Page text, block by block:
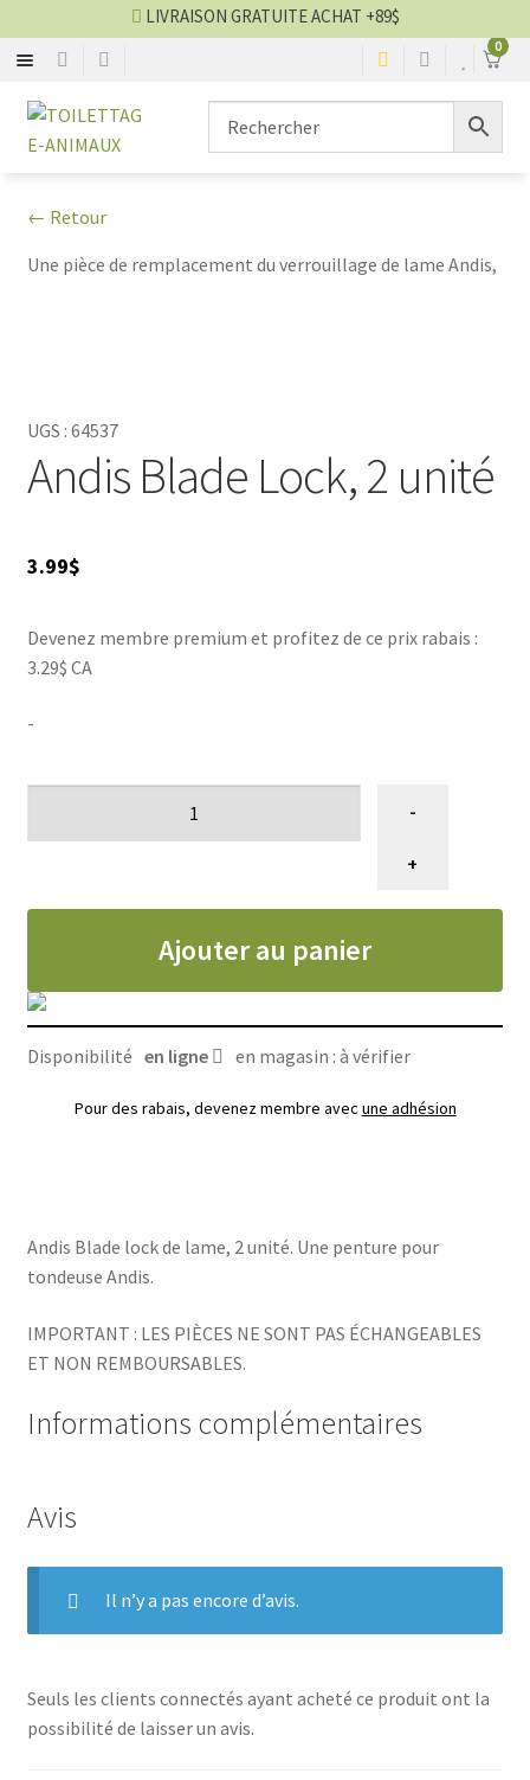
0
Aller
à
Aller
au
LIVRAISON GRATUITE ACHAT +89$
BROSSE
SHAMPOING
TABLIER
ACCESSOIRE
← Retour
Une pièce de remplacement du verrouillage de lame Andis,
UGS : 64537
Andis Blade Lock, 2 unité
3.99$
Devenez membre premium et profitez de ce prix rabais :
3.29$ CA
-
Andis
de
-
+
Ajouter au panier
Disponibilité en ligne en magasin : à vérifier
Pour des rabais, devenez membre avec une adhésion
Andis Blade lock de lame, 2 unité. Une penture pour
tondeuse Andis.
IMPORTANT : LES PIÈCES NE SONT PAS ÉCHANGEABLES
ET NON REMBOURSABLES.
Informations complémentaires
Avis
Il n’y a pas encore d’avis.
Seuls les clients connectés ayant acheté ce produit ont la
possibilité de laisser un avis.